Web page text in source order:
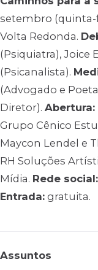
setembro (quinta-
Volta Redonda.
(Psiquiatra), Joice
(Psicanalista).
(Advogado e
Diretor). Abertura:
Grupo Cênico
Maycon Lendel e
RH Soluções
Mídia. Rede social:
Entrada: gratuita.
Assuntos